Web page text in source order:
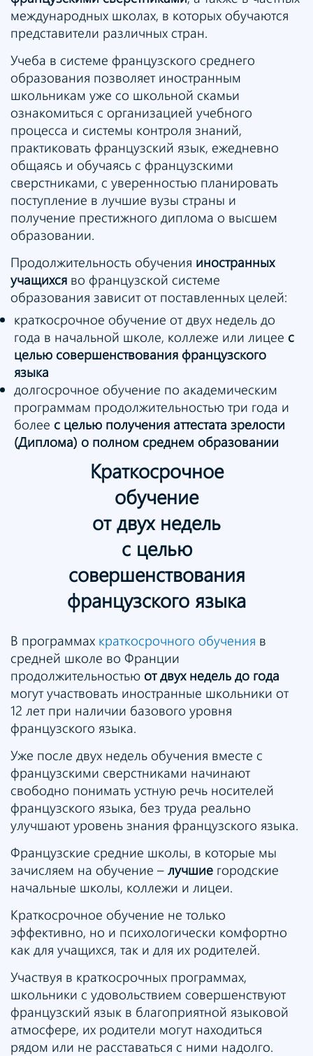
международных школах, в которых обучаются
представители различных стран.
Учеба в системе французского среднего
образования позволяет иностранным
школьникам уже со школьной скамьи
ознакомиться с организацией учебного
процесса и системы контроля знаний,
практиковать французский язык, ежедневно
общаясь и обучаясь с французскими
сверстниками, с уверенностью планировать
поступление в лучшие вузы страны и
получение престижного диплома о высшем
образовании.
Продолжительность обучения иностранных
учащихся во французской системе
образования зависит от поставленных целей:
краткосрочное обучение от двух недель до
года в начальной школе, коллеже или лицее с
целью совершенствования французского
языка
долгосрочное обучение по академическим
программам продолжительностью три года и
более с целью получения аттестата зрелости
(Диплома) о полном среднем образовании
Краткосрочное
обучение
от двух недель
с целью
совершенствования
французского языка
В программах краткосрочного обучения в
средней школе во Франции
продолжительностью от двух недель до года
могут участвовать иностранные школьники от
12 лет при наличии базового уровня
французского языка.
Уже после двух недель обучения вместе с
французскими сверстниками начинают
свободно понимать устную речь носителей
французского языка, без труда реально
улучшают уровень знания французского языка.
Французские средние школы, в которые мы
зачисляем на обучение – лучшие городские
начальные школы, коллежи и лицеи.
Краткосрочное обучение не только
эффективно, но и психологически комфортно
как для учащихся, так и для их родителей.
Участвуя в краткосрочных программах,
школьники с удовольствием совершенствуют
французский язык в благоприятной языковой
атмосфере, их родители могут находиться
рядом или не расставаться с ними надолго.